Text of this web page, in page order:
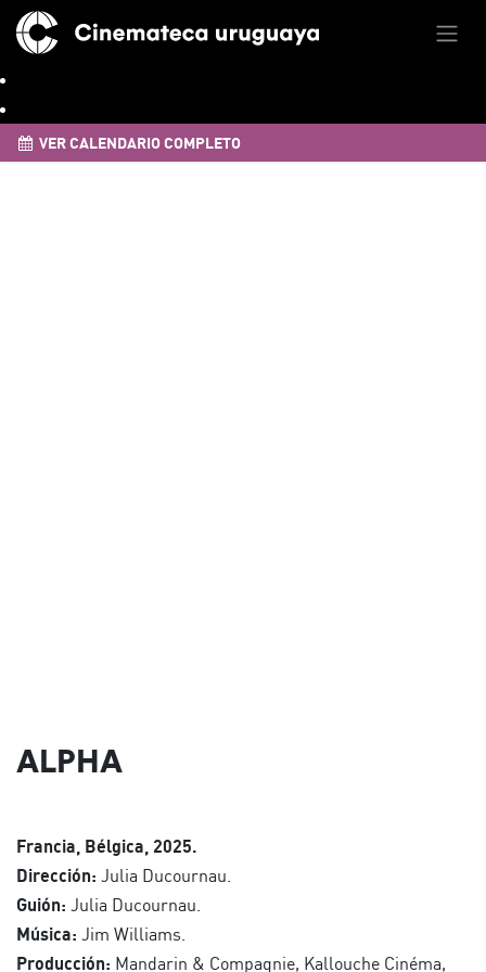
VER CALENDARIO COMPLETO
ALPHA
Francia, Bélgica, 2025.
Dirección: Julia Ducournau.
Guión: Julia Ducournau.
Música: Jim Williams.
Producción: Mandarin & Compagnie, Kallouche Cinéma,